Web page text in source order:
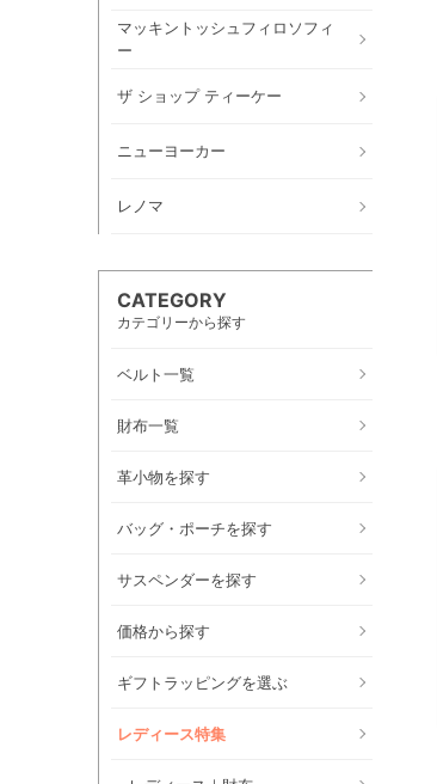
マッキントッシュフィロソフィ
ー
ザ ショップ ティーケー
ニューヨーカー
レノマ
CATEGORY
カテゴリーから探す
ベルト一覧
財布一覧
革小物を探す
バッグ・ポーチを探す
サスペンダーを探す
価格から探す
ギフトラッピングを選ぶ
レディース特集